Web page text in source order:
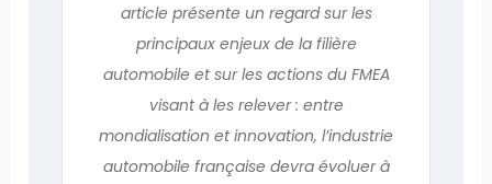
article présente un regard sur les
principaux enjeux de la filière
automobile et sur les actions du FMEA
visant à les relever : entre
mondialisation et innovation, l’industrie
automobile française devra évoluer à